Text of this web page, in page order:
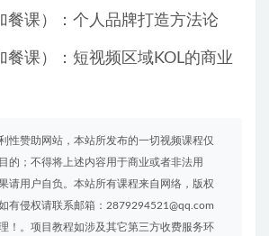
餐课）：个人品牌打造方法论
餐课）：短视频区域KOL的商业
性赞助网站，本站所发布的一切视频课程仅
的；不得将上述内容用于商业或者非法用
请用户自负。本站所有课程来自网络，版权
有侵权请联系邮箱：2879294521@qq.com
！。项目教程如涉及其它第三方收费服务环